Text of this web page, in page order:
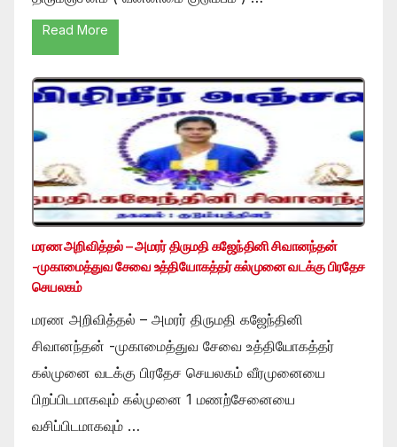
Read More
மரண அறிவித்தல் – அமரர் திருமதி கஜேந்தினி சிவானந்தன்
-முகாமைத்துவ சேவை உத்தியோகத்தர் கல்முனை வடக்கு பிரதேச
செயலகம்
மரண அறிவித்தல் – அமரர் திருமதி கஜேந்தினி
சிவானந்தன் -முகாமைத்துவ சேவை உத்தியோகத்தர்
கல்முனை வடக்கு பிரதேச செயலகம் வீரமுனையை
பிறப்பிடமாகவும் கல்முனை 1 மணற்சேனையை
வசிப்பிடமாகவும் …